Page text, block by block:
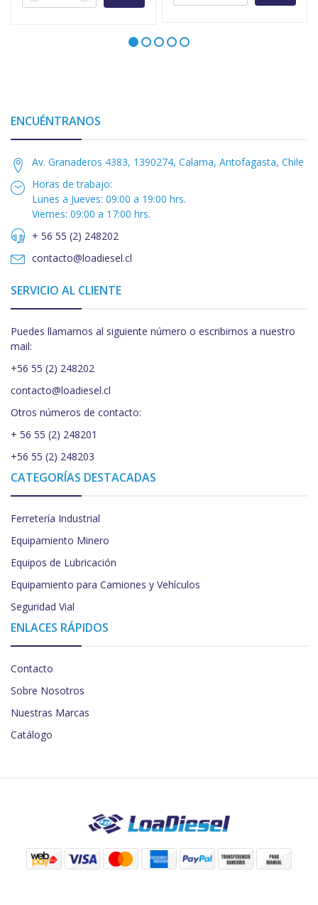
ENCUÉNTRANOS
Av. Granaderos 4383, 1390274, Calama, Antofagasta, Chile
Horas de trabajo:
Lunes a Jueves: 09:00 a 19:00 hrs.
Viernes: 09:00 a 17:00 hrs.
+ 56 55 (2) 248202
contacto@loadiesel.cl
SERVICIO AL CLIENTE
Puedes llamarnos al siguiente número o escribirnos a nuestro
mail:
+56 55 (2) 248202
contacto@loadiesel.cl
Otros números de contacto:
+ 56 55 (2) 248201
+56 55 (2) 248203
CATEGORÍAS DESTACADAS
Ferretería Industrial
Equipamiento Minero
Equipos de Lubricación
Equipamiento para Camiones y Vehículos
Seguridad Vial
ENLACES RÁPIDOS
Contacto
Sobre Nosotros
Nuestras Marcas
Catálogo